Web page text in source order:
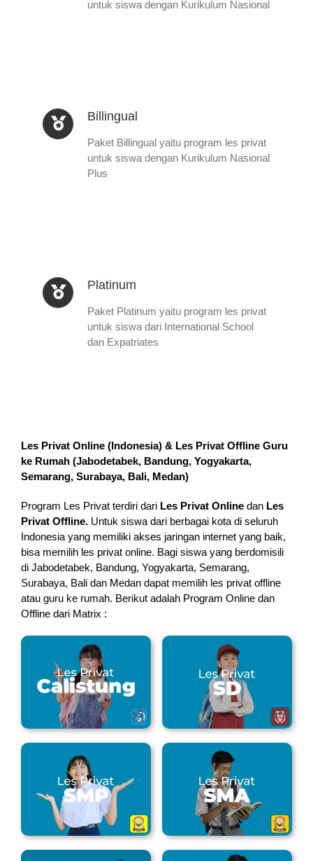
untuk siswa dengan Kurikulum Nasional
Billingual
Paket Billingual yaitu program les privat
untuk siswa dengan Kurikulum Nasional
Plus
Platinum
Paket Platinum yaitu program les privat
untuk siswa dari International School
dan Expatriates
Les Privat Online (Indonesia) & Les Privat Offline Guru
ke Rumah (Jabodetabek, Bandung, Yogyakarta,
Semarang, Surabaya, Bali, Medan)
Program Les Privat terdiri dari Les Privat Online dan Les
Privat Offline. Untuk siswa dari berbagai kota di seluruh
Indonesia yang memiliki akses jaringan internet yang baik,
bisa memilih les privat online. Bagi siswa yang berdomisili
di Jabodetabek, Bandung, Yogyakarta, Semarang,
Surabaya, Bali dan Medan dapat memilih les privat offline
atau guru ke rumah. Berikut adalah Program Online dan
Offline dari Matrix :